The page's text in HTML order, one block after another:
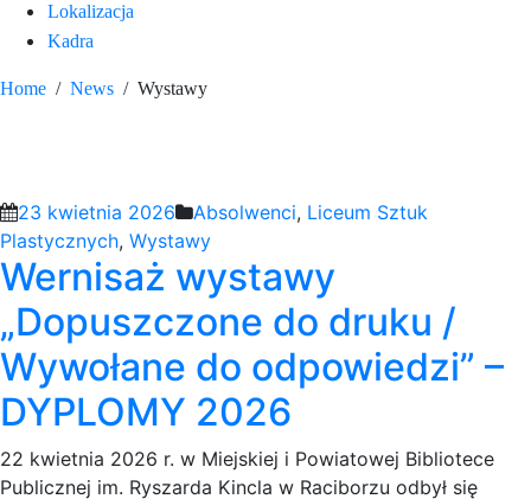
Lokalizacja
Kadra
Home News Wystawy
23 kwietnia 2026 Absolwenci, Liceum Sztuk
Plastycznych, Wystawy
Wernisaż wystawy
„Dopuszczone do druku /
Wywołane do odpowiedzi” –
DYPLOMY 2026
22 kwietnia 2026 r. w Miejskiej i Powiatowej Bibliotece
Publicznej im. Ryszarda Kincla w Raciborzu odbył się